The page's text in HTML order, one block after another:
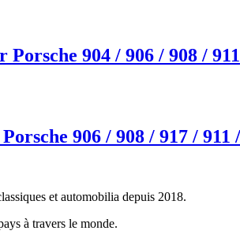
904 / 906 / 908 / 911
906 / 908 / 917 / 911
et automobilia depuis 2018.
à travers le monde.